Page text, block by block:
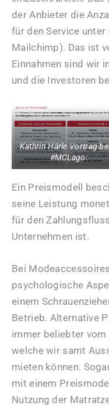
der Anbieter die
für den Service
Mailchimp). Das ist
Einnahmen sind wir
und die Investoren
Kathrin Härle Vortrag
#MCLago:
Ein Preismodell
seine Leistung
für den
Unternehmen ist.
Bei
psychologische
einem
Betrieb. Alternative
immer beliebter vom
welche wir samt
mieten können.
mit einem
Nutzung der